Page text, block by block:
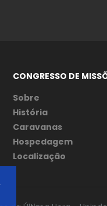
CONGRESSO DE
Sobre
História
Caravanas
Hospedagem
Localização